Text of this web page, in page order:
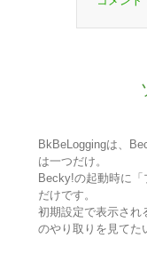
BkBeLoggingは、
は一つだけ。
Becky!の起動時に
だけです。
初期設定で表示され
のやり取りを見てた